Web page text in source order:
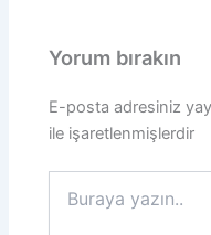
Yorum bırakın
E-posta adresiniz
ile işaretlenmişlerdir
yazın..